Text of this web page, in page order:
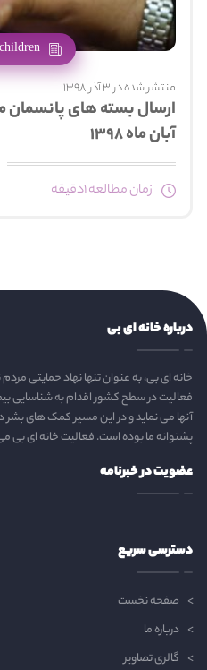
butterfly children
منتشر شده در 3 آذر 1398
ارسال بسته های پانسمان
آبان ماه ۱۳۹۸
زمان مطالعه 1دقیقه
درباره خانه ای بی
خانه ای بی، به عنوان تنها نهاد حمایتی مردم
فعالیت در سطح کشور اقدام به شناسایی
آنها می نماید و در این مسیر کمک های بشر
پشتوانه ما بوده است. فعالیت خانه ای بی
عضویت در خبرنامه
دسترسی سریع
صفحه نخست
درباره ما
گالری تصاویر